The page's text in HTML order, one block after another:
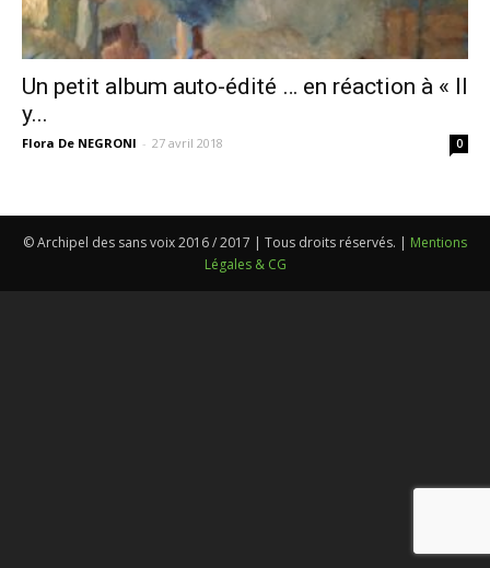
voix
Un petit album auto-édité … en réaction à « Il
y...
Flora De NEGRONI - 27 avril 2018 0
© Archipel des sans voix 2016 / 2017 | Tous droits réservés. | Mentions
Légales & CG